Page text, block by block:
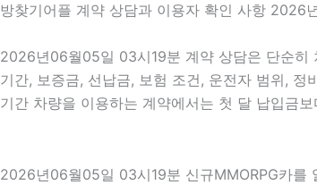
방찾기어플 계약 상담과 이용자 확인 사항 2026
2026년06월05일 03시19분 계약 상담은 단순히
기간, 보증금, 선납금, 보험 조건, 운전자 범위,
기간 차량을 이용하는 계약에서는 첫 달 납입금
2026년06월05일 03시19분 신규MMORPG카를